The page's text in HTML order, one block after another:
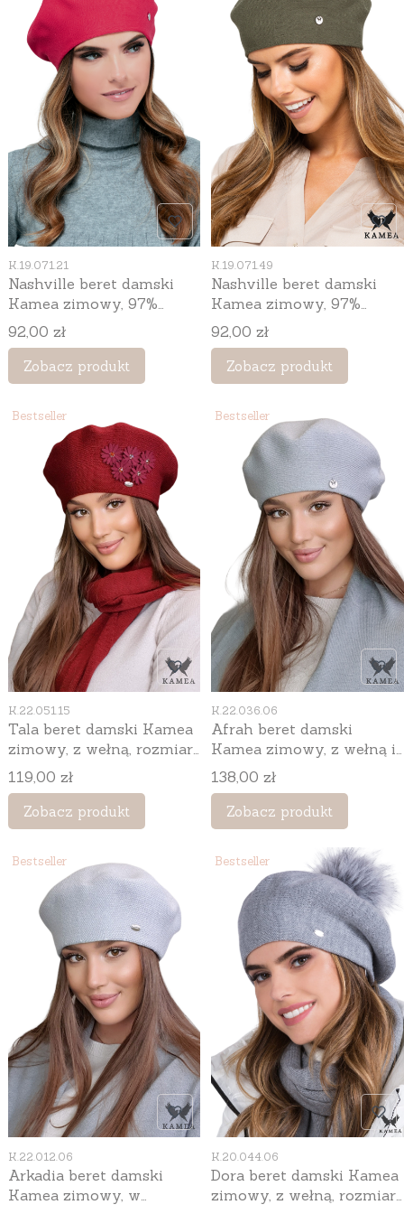
Kod produktu
K.19.071.21
Nashville beret damski
Kamea zimowy, 97%
wiskozy, rozmiar
uniwersalny 54–60 cm,
kolor czerwony
Cena
92,00 zł
Zobacz produkt
Kod produktu
K.19.071.49
Nashville beret damski
Kamea zimowy, 97%
wiskozy, rozmiar
uniwersalny 54–60 cm,
kolor khaki
Cena
92,00 zł
Zobacz produkt
Bestseller
Kod produktu
K.22.051.15
Tala beret damski Kamea
zimowy, z wełną, rozmiar
uniwersalny 54–60 cm,
kolor bordowy
Cena
119,00 zł
Zobacz produkt
Bestseller
Kod produktu
K.22.036.06
Afrah beret damski
Kamea zimowy, z wełną i
wiskozą, rozmiar
uniwersalny 54–60 cm,
kolor szary
Cena
138,00 zł
Zobacz produkt
Bestseller
Kod produktu
K.22.012.06
Arkadia beret damski
Kamea zimowy, w
Bestseller
Kod produktu
K.20.044.06
Dora beret damski Kamea
zimowy, z wełną, rozmiar